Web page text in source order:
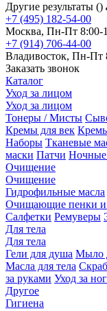
Другие результаты ()
+7 (495) 182-54-00
Москва, Пн-Пт 8:00-
+7 (914) 706-44-00
Владивосток, Пн-Пт
Заказать звонок
Каталог
Уход за лицом
Уход за лицом
Тонеры / Мисты
Кремы для век
Наборы Тканевые
маски Патчи Ночные
Очищение
Очищение
Гидрофильные масла
Очищающие пенки и
Салфетки Ремуверы
Для тела
Для тела
Гели для душа Мыло
Масла для тела
за руками Уход за
Другое
Гигиена